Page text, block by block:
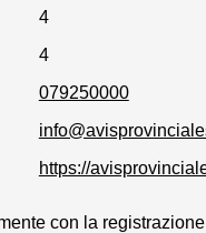
4
4
079250000
https://
con la